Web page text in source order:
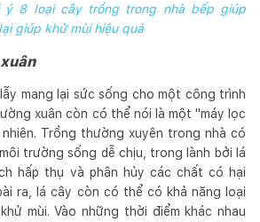
ý 8 loại cây trồng trong nhà bếp giúp
giúp khử mùi hiệu quả
mang lại sức sống cho một công trình
xuân còn có thể nói là một "máy lọc
Trồng thường xuyên trong nhà có
trường sống dễ chịu, trong lành bởi lá
hấp thụ và phân hủy các chất có hại
ra, lá cây còn có thể có khả năng loại
mùi. Vào những thời điểm khác nhau